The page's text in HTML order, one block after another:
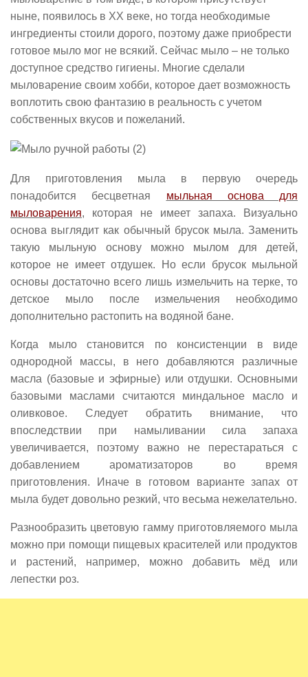
ныне, появилось в XX веке, но тогда необходимые
ингредиенты стоили дорого, поэтому даже приобрести
готовое мыло мог не всякий. Сейчас мыло – не только
доступное средство гигиены. Многие сделали
мыловарение своим хобби, которое дает возможность
воплотить свою фантазию в реальность с учетом
собственных вкусов и пожеланий.
Для приготовления мыла в первую очередь
понадобится бесцветная мыльная основа для
мыловарения, которая не имеет запаха. Визуально
основа выглядит как обычный брусок мыла. Заменить
такую мыльную основу можно мылом для детей,
которое не имеет отдушек. Но если брусок мыльной
основы достаточно всего лишь измельчить на терке, то
детское мыло после измельчения необходимо
дополнительно растопить на водяной бане.
Когда мыло становится по консистенции в виде
однородной массы, в него добавляются различные
масла (базовые и эфирные) или отдушки. Основными
базовыми маслами считаются миндальное масло и
оливковое. Следует обратить внимание, что
впоследствии при намыливании сила запаха
увеличивается, поэтому важно не перестараться с
добавлением ароматизаторов во время
приготовления. Иначе в готовом варианте запах от
мыла будет довольно резкий, что весьма нежелательно.
Разнообразить цветовую гамму приготовляемого мыла
можно при помощи пищевых красителей или продуктов
и растений, например, можно добавить мёд или
лепестки роз.